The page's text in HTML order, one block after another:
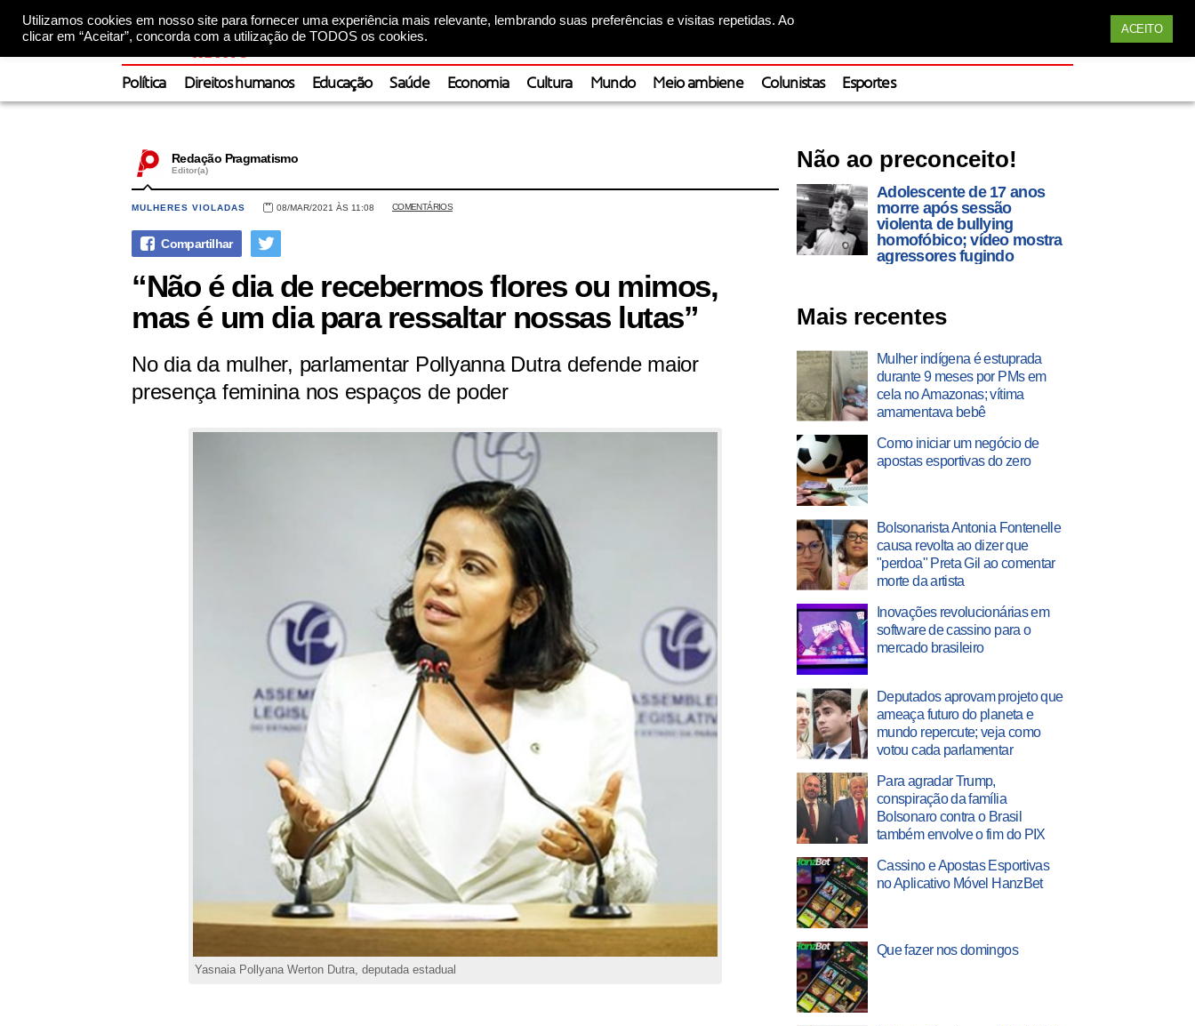
Utilizamos cookies em nosso site para fornecer uma experiência mais relevante, lembrando suas preferências e visitas repetidas. Ao
clicar em “Aceitar”, concorda com a utilização de TODOS os cookies.
ACEITO
Política Direitos humanos Educação Saúde Economia Cultura Mundo Meio ambiene Colunistas Esportes
Redação Pragmatismo
Editor(a)
MULHERES VIOLADAS 08/MAR/2021 ÀS 11:08 COMENTÁRIOS
“Não é dia de recebermos flores ou mimos,
mas é um dia para ressaltar nossas lutas”
No dia da mulher, parlamentar Pollyanna Dutra defende maior
presença feminina nos espaços de poder
Yasnaia Pollyana Werton Dutra, deputada estadual
Não ao preconceito!
Adolescente de 17 anos
morre após sessão
violenta de bullying
homofóbico; vídeo mostra
agressores fugindo
Mais recentes
Mulher indígena é estuprada
durante 9 meses por PMs em
cela no Amazonas; vítima
amamentava bebê
Como iniciar um negócio de
apostas esportivas do zero
Bolsonarista Antonia Fontenelle
causa revolta ao dizer que
"perdoa" Preta Gil ao comentar
morte da artista
Inovações revolucionárias em
software de cassino para o
mercado brasileiro
Deputados aprovam projeto que
ameaça futuro do planeta e
mundo repercute; veja como
votou cada parlamentar
Para agradar Trump,
conspiração da família
Bolsonaro contra o Brasil
também envolve o fim do PIX
Cassino e Apostas Esportivas
no Aplicativo Móvel HanzBet
Que fazer nos domingos